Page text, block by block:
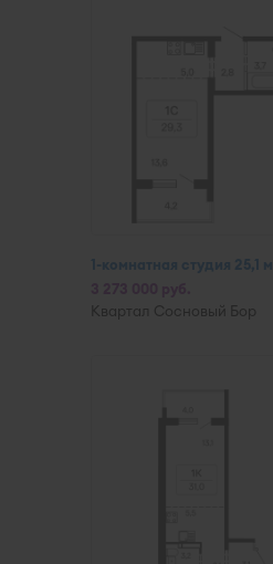
1-комнатная студия 25,1 м
Квартал Сосновый Бор